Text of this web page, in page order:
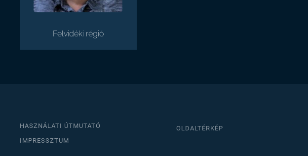
Felvidéki régió
HASZNÁLATI ÚTMUTATÓ
IMPRESSZTUM
OLDALTÉRKÉP